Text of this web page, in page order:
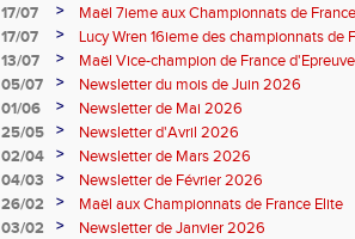
17/07 >
Maël 7ieme aux Championnats de
17/07
>
Lucy Wren 16ieme des championnats de
perche
13/07 >
Maël Vice-champion de France
05/07
>
Newsletter du mois de Juin 2026
01/06
>
Newsletter de Mai 2026
25/05
>
Newsletter d'Avril 2026
02/04
>
Newsletter de Mars 2026
04/03
>
Newsletter de Février 2026
26/02
>
Maël aux Championnats de France Elite
03/02
>
Newsletter de Janvier 2026